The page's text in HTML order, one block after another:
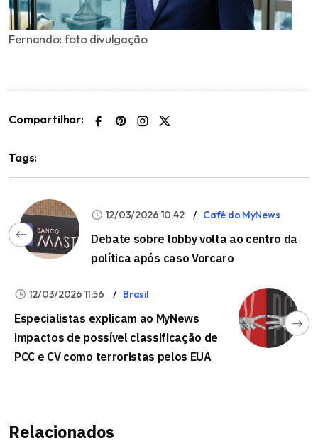
Fernando: foto divulgação
Compartilhar:
Tags:
12/03/2026 10:42 Café do MyNews
Debate sobre lobby volta ao centro da
política após caso Vorcaro
12/03/2026 11:56 Brasil
Especialistas explicam ao MyNews
impactos de possível classificação de
PCC e CV como terroristas pelos EUA
Relacionados